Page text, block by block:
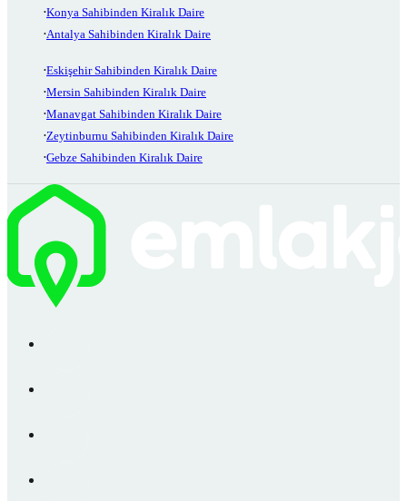
Konya Sahibinden Kiralık Daire
Antalya Sahibinden Kiralık Daire
Eskişehir Sahibinden Kiralık Daire
Mersin Sahibinden Kiralık Daire
Manavgat Sahibinden Kiralık Daire
Zeytinburnu Sahibinden Kiralık Daire
Gebze Sahibinden Kiralık Daire